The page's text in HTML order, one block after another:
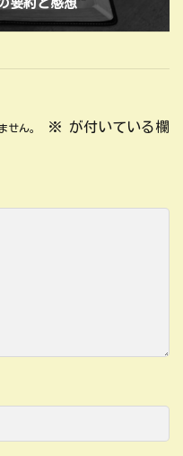
要約と感想
せん。 ※ が付いている欄